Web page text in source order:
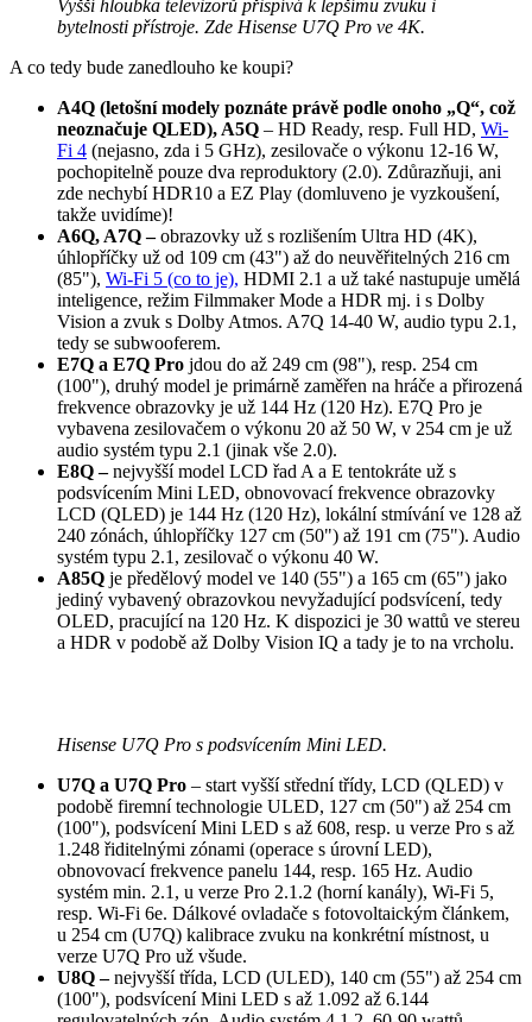
Vyšší hloubka televizorů přispívá k lepšímu zvuku i
bytelnosti přístroje. Zde Hisense U7Q Pro ve 4K.
A co tedy bude zanedlouho ke koupi?
A4Q (letošní modely poznáte právě podle onoho „Q“, což
neoznačuje QLED), A5Q – HD Ready, resp. Full HD, Wi-
Fi 4 (nejasno, zda i 5 GHz), zesilovače o výkonu 12-16 W,
pochopitelně pouze dva reproduktory (2.0). Zdůrazňuji, ani
zde nechybí HDR10 a EZ Play (domluveno je vyzkoušení,
takže uvidíme)!
A6Q, A7Q –obrazovky už s rozlišením Ultra HD (4K),
úhlopříčky už od 109 cm (43") až do neuvěřitelných 216 cm
(85"), Wi-Fi 5 (co to je), HDMI 2.1 a už také nastupuje umělá
inteligence, režim Filmmaker Mode a HDR mj. i s Dolby
Vision a zvuk s Dolby Atmos. A7Q 14-40 W, audio typu 2.1,
tedy se subwooferem.
E7Q a E7Q Pro jdou do až 249 cm (98"), resp. 254 cm
(100"), druhý model je primárně zaměřen na hráče a přirozená
frekvence obrazovky je už 144 Hz (120 Hz). E7Q Pro je
vybavena zesilovačem o výkonu 20 až 50 W, v 254 cm je už
audio systém typu 2.1 (jinak vše 2.0).
E8Q –nejvyšší model LCD řad A a E tentokráte už s
podsvícením Mini LED, obnovovací frekvence obrazovky
LCD (QLED) je 144 Hz (120 Hz), lokální stmívání ve 128 až
240 zónách, úhlopříčky 127 cm (50") až 191 cm (75"). Audio
systém typu 2.1, zesilovač o výkonu 40 W.
A85Q je předělový model ve 140 (55") a 165 cm (65") jako
jediný vybavený obrazovkou nevyžadující podsvícení, tedy
OLED, pracující na 120 Hz. K dispozici je 30 wattů ve stereu
a HDR v podobě až Dolby Vision IQ a tady je to na vrcholu.
Hisense U7Q Pro s podsvícením Mini LED.
U7Q a U7Q Pro – start vyšší střední třídy, LCD (QLED) v
podobě firemní technologie ULED, 127 cm (50") až 254 cm
(100"), podsvícení Mini LED s až 608, resp. u verze Pro s až
1.248 řiditelnými zónami (operace s úrovní LED),
obnovovací frekvence panelu 144, resp. 165 Hz. Audio
systém min. 2.1, u verze Pro 2.1.2 (horní kanály), Wi-Fi 5,
resp. Wi-Fi 6e. Dálkové ovladače s fotovoltaickým článkem,
u 254 cm (U7Q) kalibrace zvuku na konkrétní místnost, u
verze U7Q Pro už všude.
U8Q –nejvyšší třída, LCD (ULED), 140 cm (55") až 254 cm
(100"), podsvícení Mini LED s až 1.092 až 6.144